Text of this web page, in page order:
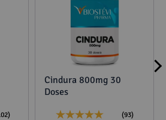
Cindura 800mg 30
Doses
(93)